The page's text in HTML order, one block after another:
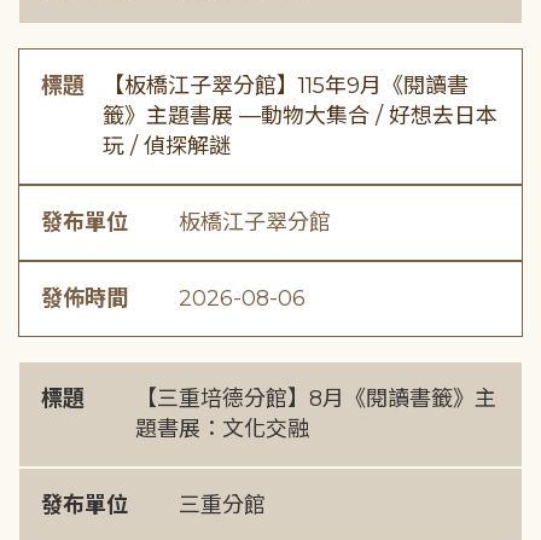
標題
【板橋江子翠分館】115年9月《閱讀書
籤》主題書展 —動物大集合 / 好想去日本
玩 / 偵探解謎
發布單位 板橋江子翠分館
發佈時間 2026-08-06
標題
【三重培德分館】8月《閱讀書籤》主
題書展：文化交融
發布單位 三重分館